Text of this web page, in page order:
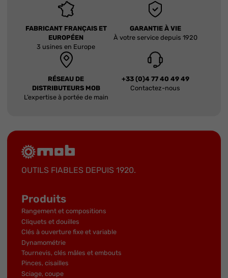
FABRICANT FRANÇAIS ET
EUROPÉEN
3 usines en Europe
GARANTIE À VIE
À votre service depuis 1920
RÉSEAU DE
DISTRIBUTEURS MOB
L’expertise à portée de main
+33 (0)4 77 40 49 49
Contactez-nous
OUTILS FIABLES DEPUIS 1920.
Produits
Rangement et compositions
Cliquets et douilles
Clés à ouverture fixe et variable
Dynamométrie
Tournevis, clés mâles et embouts
Pinces, cisailles
Sciage, coupe